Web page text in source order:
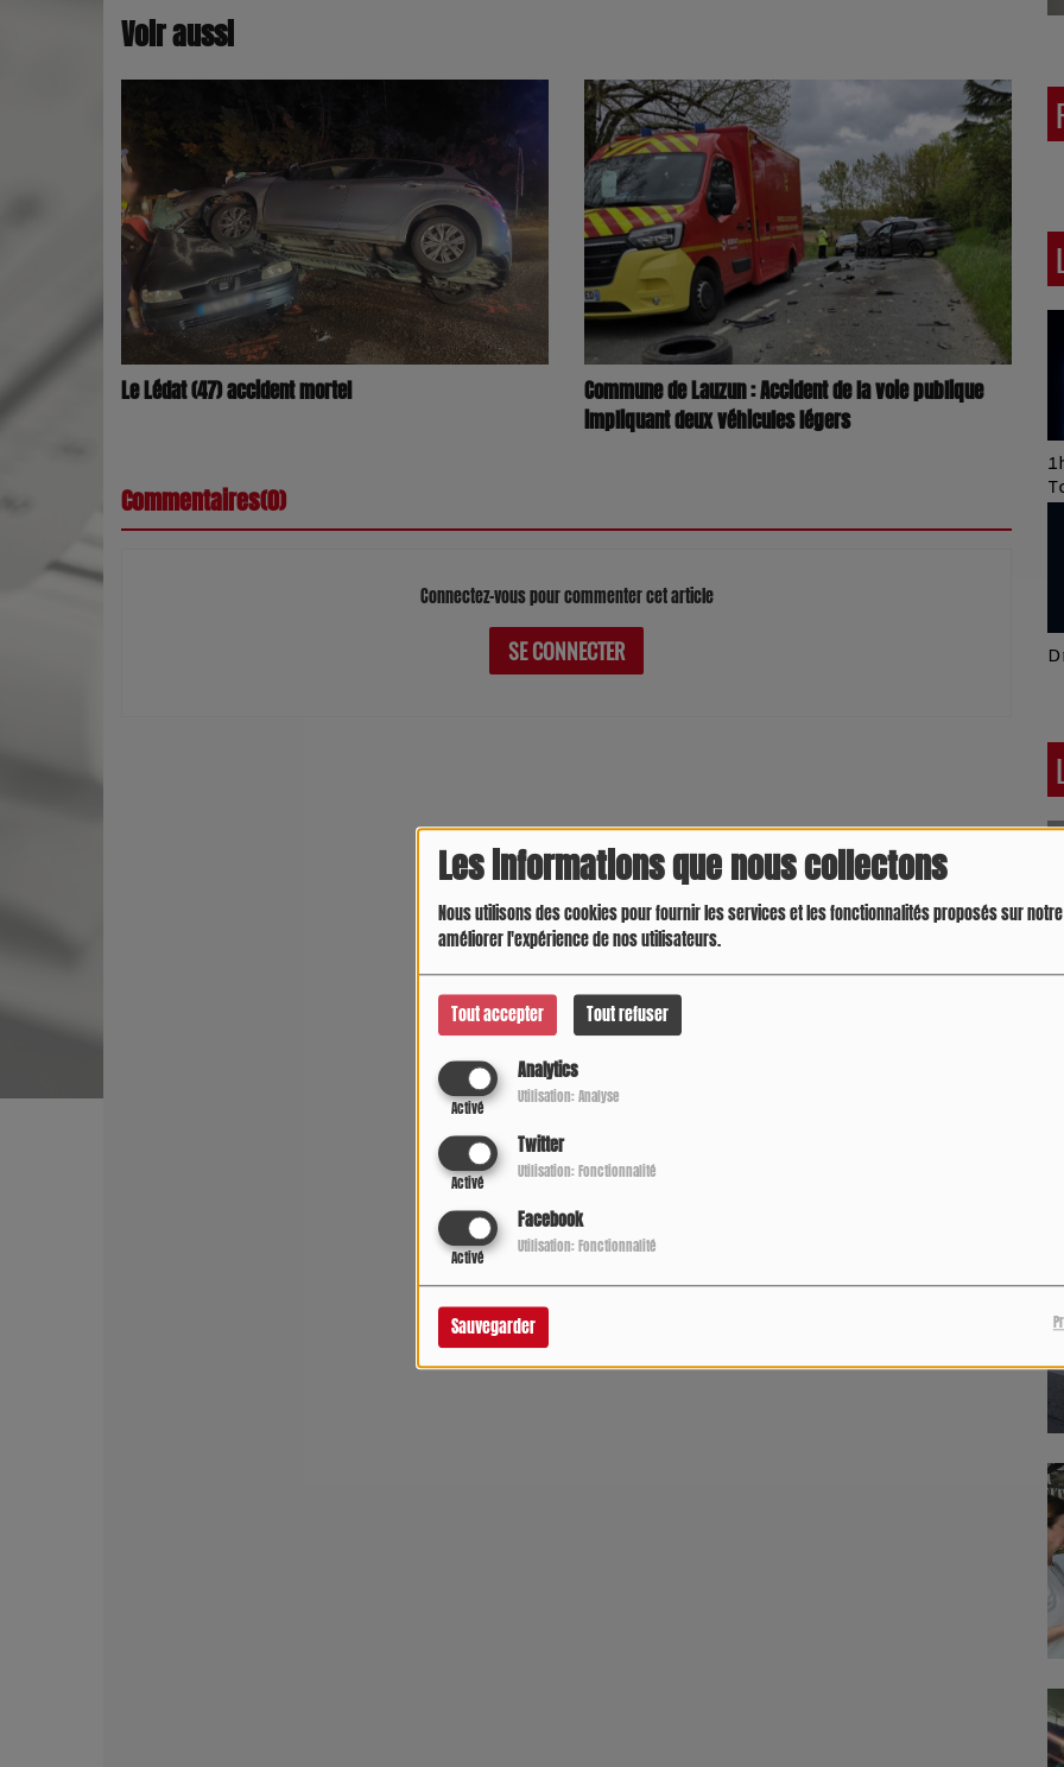
Les informations que nous collectons
Nous utilisons des cookies pour fournir les services et les fonctionnalités proposés sur
améliorer l'expérience de nos utilisateurs.
Tout accepter Tout refuser
Analytics
Activé
Utilisation: Analyse
Twitter
Activé
Utilisation: Fonctionnalité
Facebook
Activé
Utilisation: Fonctionnalité
Sauvegarder
Voir aussi
Le Lédat (47) accident mortel
Commune de Lauzun : Accident de la voie publique
impliquant deux véhicules légers
Commentaires(0)
Connectez-vous pour commenter cet article
SE CONNECTER